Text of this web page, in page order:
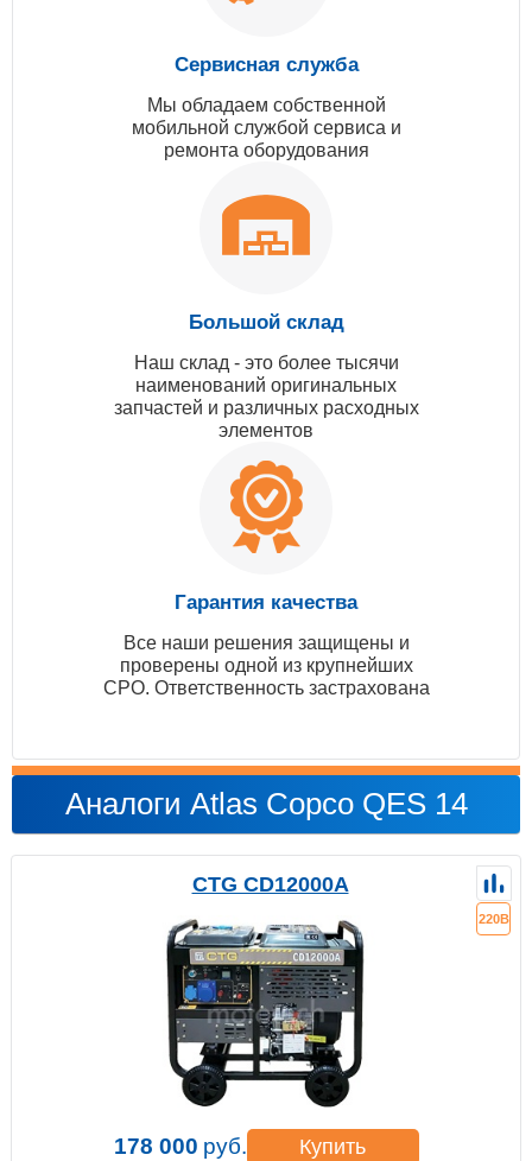
Сервисная служба
Мы обладаем собственной
мобильной службой сервиса и
ремонта оборудования
Большой склад
Наш склад - это более тысячи
наименований оригинальных
запчастей и различных расходных
элементов
Гарантия качества
Все наши решения защищены и
проверены одной из крупнейших
СРО. Ответственность застрахована
Аналоги Atlas Copco QES 14
CTG CD12000A
220В
178 000 руб. Купить